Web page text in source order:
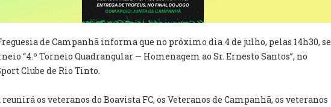
de Campanhã informa que no próximo dia 4 de julho, pelas 14h30, se
“4.º Torneio Quadrangular — Homenagem ao Sr. Ernesto Santos”, no
Clube de Rio Tinto.
os veteranos do Boavista FC, os Veteranos de Campanhã, os veteranos